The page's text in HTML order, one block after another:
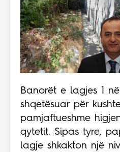
Banorët e lagjes 1
shqetësuar për
pamjaftueshme
qytetit. Sipas tyre,
lagje shkakton një